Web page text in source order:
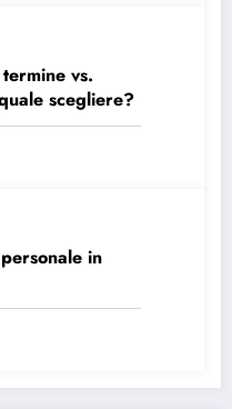
vs.
scegliere?
in